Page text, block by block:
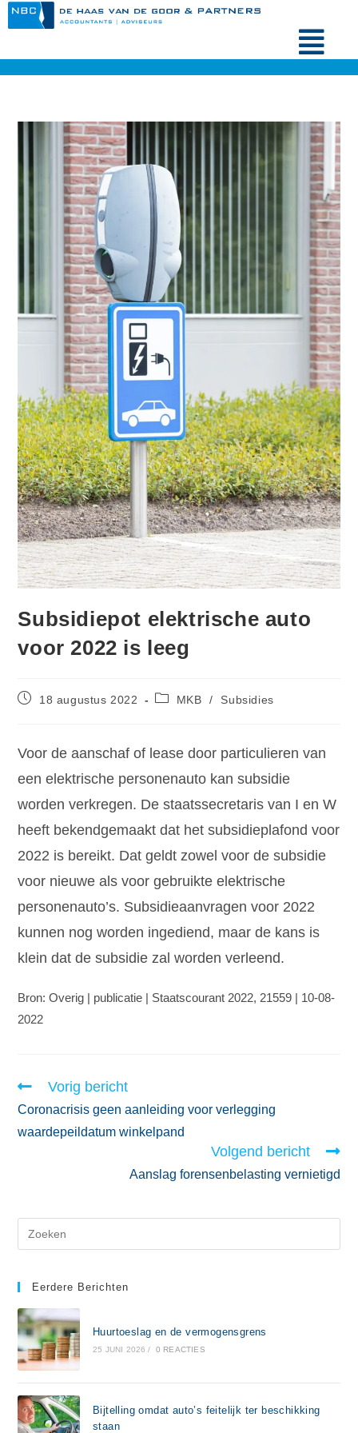
Subsidiepot elektrische auto
voor 2022 is leeg
18 augustus 2022 MKB / Subsidies
Voor de aanschaf of lease door particulieren van
een elektrische personenauto kan subsidie
worden verkregen. De staatssecretaris van I en W
heeft bekendgemaakt dat het subsidieplafond voor
2022 is bereikt. Dat geldt zowel voor de subsidie
voor nieuwe als voor gebruikte elektrische
personenauto’s. Subsidieaanvragen voor 2022
kunnen nog worden ingediend, maar de kans is
klein dat de subsidie zal worden verleend.
Bron: Overig | publicatie | Staatscourant 2022, 21559 | 10-08-
2022
Vorig bericht
Coronacrisis geen aanleiding voor verlegging
waardepeildatum winkelpand
Volgend bericht
Aanslag forensenbelasting vernietigd
Eerdere Berichten
Huurtoeslag en de vermogensgrens
25 JUNI 2026 / 0 REACTIES
Bijtelling omdat auto’s feitelijk ter beschikking
staan